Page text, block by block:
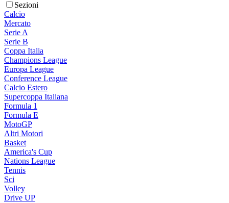
Sezioni
Calcio
Mercato
Serie A
Serie B
Coppa Italia
Champions League
Europa League
Conference League
Calcio Estero
Supercoppa Italiana
Formula 1
Formula E
MotoGP
Altri Motori
Basket
America's Cup
Nations League
Tennis
Sci
Volley
Drive UP